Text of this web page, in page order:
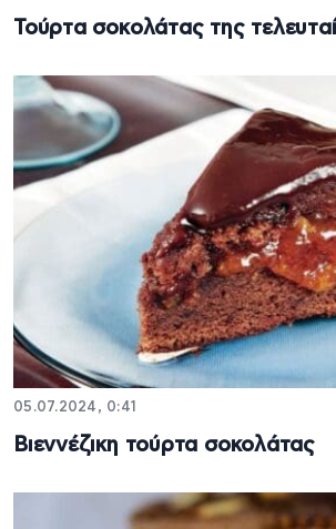
Τούρτα σοκολάτας της
05.07.2024, 0:41
Βιεννέζικη τούρτα σοκολάτας